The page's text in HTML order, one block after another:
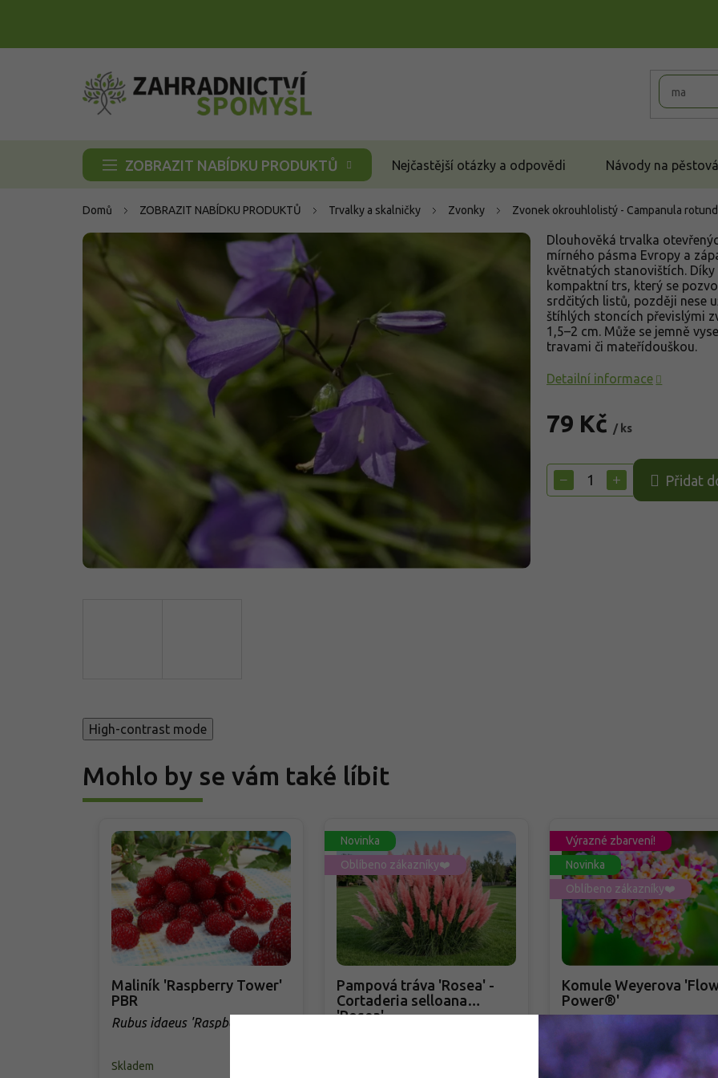
ZOBRAZIT NABÍDKU PRODUKTŮ Nejčastější otázky a odpovědi Návody na
Domů ZOBRAZIT NABÍDKU PRODUKTŮ Trvalky a skalničky Zvonky Zvonek okrouhlolistý - Campanula
79 Kč / ks
cena:
+
− Přidat
Dlouhověká trvalka
mírného pásma Evropy a
květnatých stanovištích.
kompaktní trs, který se
srdčitých listů, později nese
štíhlých stoncích převislými
1,5–2 cm. Může se jemně
travami či mateřídouškou.
Detailní informace
High-contrast mode
Mohlo by se vám také líbit
Maliník 'Raspberry Tower'
PBR
Rubus idaeus 'Raspberry
Skladem
Novinka
Oblíbeno zákazníky❤️
Pampová tráva 'Rosea' -
Cortaderia selloana
'Rosea'
Výrazné zbarvení!
Novinka
Oblíbeno zákazníky❤️
Komule Weyerova
Power®'
Buddleja weyeriana 'Flower
Power®'
PŘEDOBJEDNÁVKA PODZIM